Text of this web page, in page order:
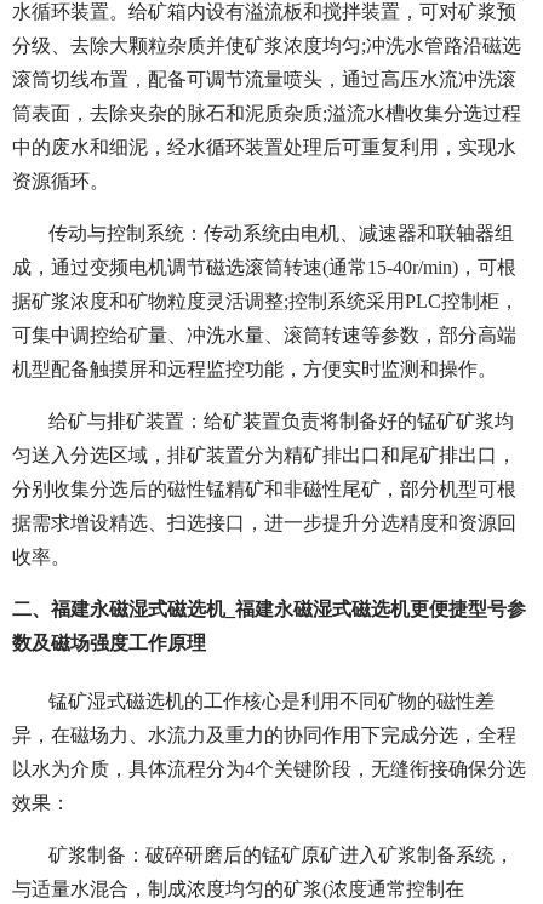
水循环装置。给矿箱内设有溢流板和搅拌装置，可对矿浆预
分级、去除大颗粒杂质并使矿浆浓度均匀;冲洗水管路沿磁选
滚筒切线布置，配备可调节流量喷头，通过高压水流冲洗滚
筒表面，去除夹杂的脉石和泥质杂质;溢流水槽收集分选过程
中的废水和细泥，经水循环装置处理后可重复利用，实现水
资源循环。
传动与控制系统：传动系统由电机、减速器和联轴器组
成，通过变频电机调节磁选滚筒转速(通常15-40r/min)，可根
据矿浆浓度和矿物粒度灵活调整;控制系统采用PLC控制柜，
可集中调控给矿量、冲洗水量、滚筒转速等参数，部分高端
机型配备触摸屏和远程监控功能，方便实时监测和操作。
给矿与排矿装置：给矿装置负责将制备好的锰矿矿浆均
匀送入分选区域，排矿装置分为精矿排出口和尾矿排出口，
分别收集分选后的磁性锰精矿和非磁性尾矿，部分机型可根
据需求增设精选、扫选接口，进一步提升分选精度和资源回
收率。
二、福建永磁湿式磁选机_福建永磁湿式磁选机更便捷型号参
数及磁场强度工作原理
锰矿湿式磁选机的工作核心是利用不同矿物的磁性差
异，在磁场力、水流力及重力的协同作用下完成分选，全程
以水为介质，具体流程分为4个关键阶段，无缝衔接确保分选
效果：
矿浆制备：破碎研磨后的锰矿原矿进入矿浆制备系统，
与适量水混合，制成浓度均匀的矿浆(浓度通常控制在